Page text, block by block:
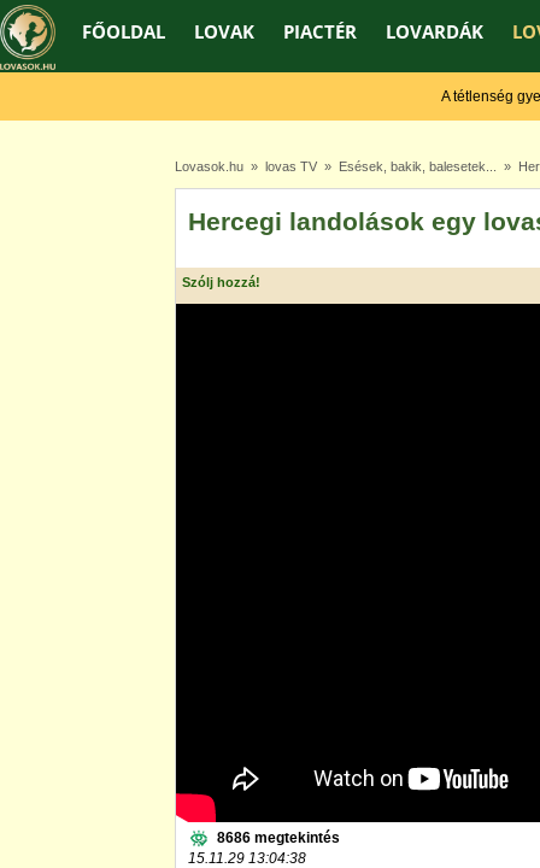
FŐOLDAL LOVAK PIACTÉR LOVARDÁK
A tétlenség
Lovasok.hu» lovas TV» Esések, bakik, balesetek... »
Hercegi landolások egy
Szólj hozzá!
8686 megtekintés
15.11.29 13:04:38